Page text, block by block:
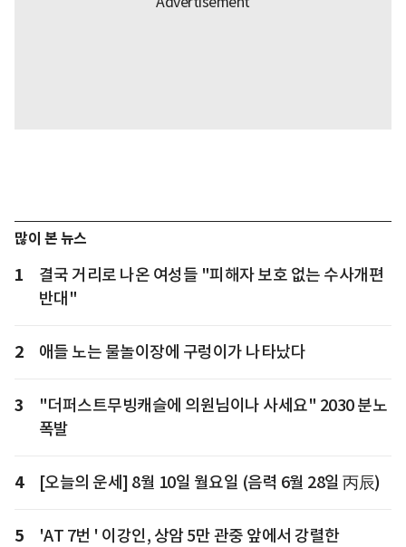
많이 본 뉴스
1
결국 거리로 나온 여성들 "피해자 보호 없는 수사개편
반대"
2 애들 노는 물놀이장에 구렁이가 나타났다
3
"더퍼스트무빙캐슬에 의원님이나 사세요" 2030 분노
폭발
4 [오늘의 운세] 8월 10일 월요일 (음력 6월 28일 丙辰)
5
'AT 7번 ' 이강인, 상암 5만 관중 앞에서 강렬한